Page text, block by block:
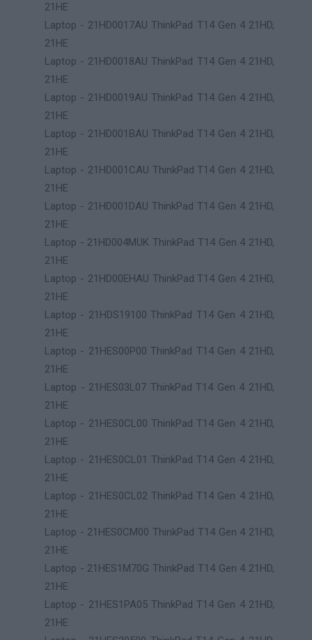
21HE
Laptop - 21HD0017AU ThinkPad T14 Gen 4 21HD,
21HE
Laptop - 21HD0018AU ThinkPad T14 Gen 4 21HD,
21HE
Laptop - 21HD0019AU ThinkPad T14 Gen 4 21HD,
21HE
Laptop - 21HD001BAU ThinkPad T14 Gen 4 21HD,
21HE
Laptop - 21HD001CAU ThinkPad T14 Gen 4 21HD,
21HE
Laptop - 21HD001DAU ThinkPad T14 Gen 4 21HD,
21HE
Laptop - 21HD004MUK ThinkPad T14 Gen 4 21HD,
21HE
Laptop - 21HD00EHAU ThinkPad T14 Gen 4 21HD,
21HE
Laptop - 21HDS19100 ThinkPad T14 Gen 4 21HD,
21HE
Laptop - 21HES00P00 ThinkPad T14 Gen 4 21HD,
21HE
Laptop - 21HES03L07 ThinkPad T14 Gen 4 21HD,
21HE
Laptop - 21HES0CL00 ThinkPad T14 Gen 4 21HD,
21HE
Laptop - 21HES0CL01 ThinkPad T14 Gen 4 21HD,
21HE
Laptop - 21HES0CL02 ThinkPad T14 Gen 4 21HD,
21HE
Laptop - 21HES0CM00 ThinkPad T14 Gen 4 21HD,
21HE
Laptop - 21HES1M70G ThinkPad T14 Gen 4 21HD,
21HE
Laptop - 21HES1PA05 ThinkPad T14 Gen 4 21HD,
21HE